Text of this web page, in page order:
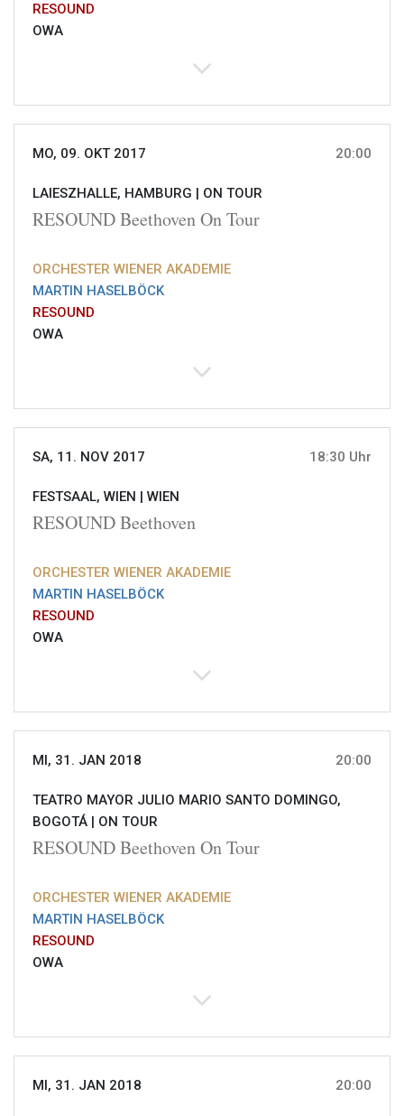
RESOUND
OWA
MO, 09. OKT 2017 20:00
LAIESZHALLE, HAMBURG | ON TOUR
RESOUND Beethoven On Tour
ORCHESTER WIENER AKADEMIE
MARTIN HASELBÖCK
RESOUND
OWA
SA, 11. NOV 2017 18:30 Uhr
FESTSAAL, WIEN | WIEN
RESOUND Beethoven
ORCHESTER WIENER AKADEMIE
MARTIN HASELBÖCK
RESOUND
OWA
MI, 31. JAN 2018 20:00
TEATRO MAYOR JULIO MARIO SANTO DOMINGO,
BOGOTÁ | ON TOUR
RESOUND Beethoven On Tour
ORCHESTER WIENER AKADEMIE
MARTIN HASELBÖCK
RESOUND
OWA
MI, 31. JAN 2018 20:00